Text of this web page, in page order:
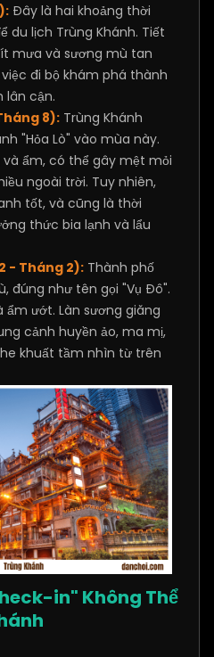
Đây là hai khoảng thời
du lịch Trùng Khánh. Tiết
mưa và sương mù tan
đi bộ khám phá thành
lân cận.
8): Trùng Khánh
"Hỏa Lò" vào mùa này.
ẩm, có thể gây mệt mỏi
ngoài trời. Tuy nhiên,
tốt, và cũng là thời
thức bia lạnh và lẩu
- Tháng 2): Thành phố
đúng như tên gọi "Vụ Đô".
ẩm ướt. Làn sương giăng
cảnh huyền ảo, ma mị,
khuất tầm nhìn từ trên
in" Không Thể